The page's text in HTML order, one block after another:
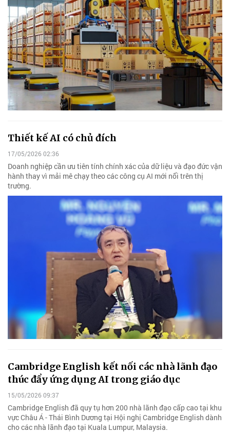
Thiết kế AI có chủ đích
17/05/2026 02:36
Doanh nghiệp cần ưu tiên tính chính xác của dữ liệu và đạo đức vận
hành thay vì mải mê chạy theo các công cụ AI mới nổi trên thị
trường.
Cambridge English kết nối các nhà lãnh đạo
thúc đẩy ứng dụng AI trong giáo dục
15/05/2026 09:37
Cambridge English đã quy tụ hơn 200 nhà lãnh đạo cấp cao tại khu
vực Châu Á - Thái Bình Dương tại Hội nghị Cambridge English dành
cho các nhà lãnh đạo tại Kuala Lumpur, Malaysia.